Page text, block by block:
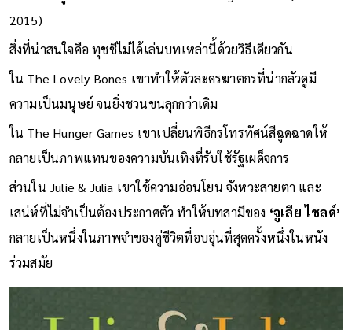
สัมภาษณ์ผู้เข้าร่วมเกมล่าชีวิตใน The Hunger Games (2012-
2015)
สิ่งที่น่าสนใจคือ ทุชชีไม่ได้เล่นบทเหล่านี้ด้วยวิธีเดียวกัน
ใน The Lovely Bones เขาทำให้ตัวละครฆาตกรที่น่ากลัวดูมี
ความเป็นมนุษย์ จนยิ่งชวนขนลุกกว่าเดิม
ใน The Hunger Games เขาเปลี่ยนพิธีกรโทรทัศน์สีฉูดฉาดให้
กลายเป็นภาพแทนของความบันเทิงที่รับใช้รัฐเผด็จการ
ส่วนใน Julie & Julia เขาใช้ความอ่อนโยน จังหวะสายตา และ
เสน่ห์ที่ไม่จำเป็นต้องประกาศตัว ทำให้บทสามีของ‘จูเลีย ไชลด์’
กลายเป็นหนึ่งในภาพจำของคู่ชีวิตที่อบอุ่นที่สุดครั้งหนึ่งในหนัง